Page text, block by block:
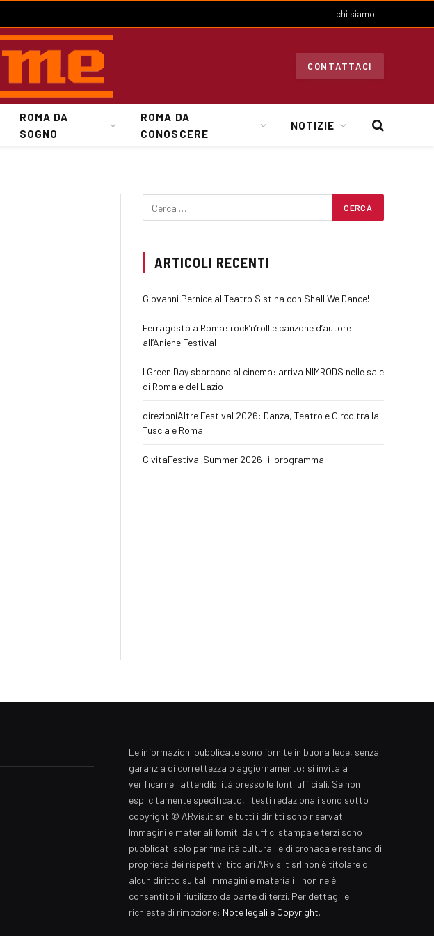
chi siamo
CONTATTACI
ROMA DA
SOGNO
ROMA DA
CONOSCERE
NOTIZIE
ARTICOLI RECENTI
Giovanni Pernice al Teatro Sistina con Shall We Dance!
Ferragosto a Roma: rock’n’roll e canzone d’autore
all’Aniene Festival
I Green Day sbarcano al cinema: arriva NIMRODS nelle sale
di Roma e del Lazio
direzioniAltre Festival 2026: Danza, Teatro e Circo tra la
Tuscia e Roma
CivitaFestival Summer 2026: il programma
Le informazioni pubblicate sono fornite in buona fede, senza
garanzia di correttezza o aggiornamento: si invita a
verificarne l'attendibilità presso le fonti ufficiali. Se non
esplicitamente specificato, i testi redazionali sono sotto
copyright © ARvis.it srl e tutti i diritti sono riservati.
Immagini e materiali forniti da uffici stampa e terzi sono
pubblicati solo per finalità culturali e di cronaca e restano di
proprietà dei rispettivi titolari ARvis.it srl non è titolare di
alcun diritto su tali immagini e materiali : non ne è
consentito il riutilizzo da parte di terzi. Per dettagli e
richieste di rimozione: Note legali e Copyright.